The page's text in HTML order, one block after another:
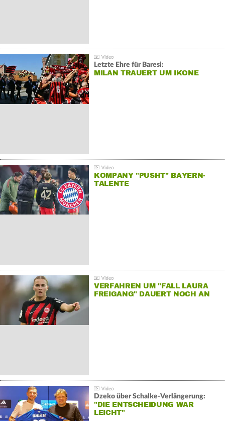
Letzte Ehre für Baresi:
MILAN TRAUERT UM IKONE
KOMPANY "PUSHT" BAYERN-
TALENTE
VERFAHREN UM "FALL LAURA
FREIGANG" DAUERT NOCH AN
Dzeko über Schalke-Verlängerung:
"DIE ENTSCHEIDUNG WAR
LEICHT"